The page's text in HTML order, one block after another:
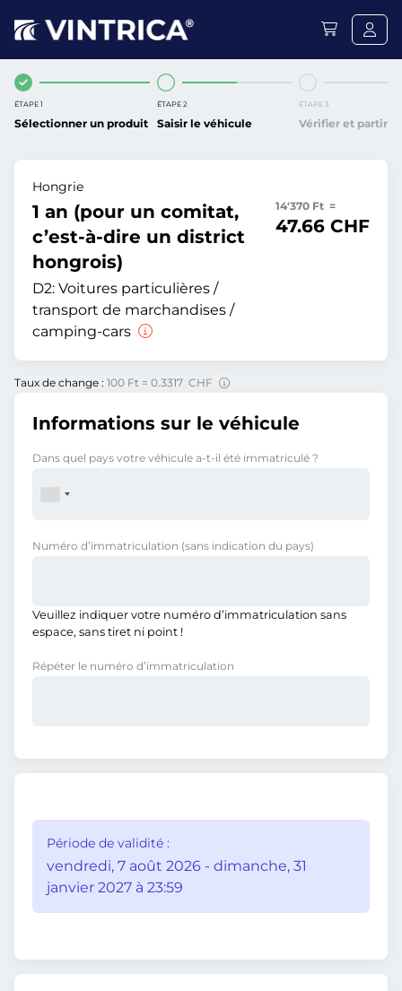
ÉTAPE 1
Sélectionner un produit
ÉTAPE 2
Saisir le véhicule
ÉTAPE 3
Vérifier et partir
Hongrie
1 an (pour un comitat,
c’est-à-dire un district
hongrois)
D2: Voitures particulières /
transport de marchandises /
camping-cars
14'370 Ft =
47.66 CHF
Taux de change : 100 Ft = 0.3317 CHF
Informations sur le véhicule
Dans quel pays votre véhicule a-t-il été immatriculé ?
Numéro d’immatriculation (sans indication du pays)
Veuillez indiquer votre numéro d’immatriculation sans
espace, sans tiret ni point !
Répéter le numéro d’immatriculation
Période de validité :
vendredi, 7 août 2026 - dimanche, 31
janvier 2027 à 23:59